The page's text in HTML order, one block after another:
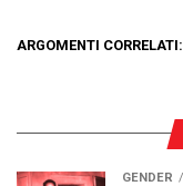
ARGOMENTI CORRELATI:
GENDER